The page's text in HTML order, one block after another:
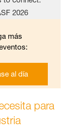
más
al día
para